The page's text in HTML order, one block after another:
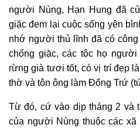
người Nùng, Hạn Hung đã
giặc đem lại cuộc sống yên
nhớ người thủ lĩnh đã có
chống giặc, các tộc họ
rừng già tươi tốt, có vị trí đẹp
thờ và tôn ông làm Đổng Trứ
Từ đó, cứ vào dịp tháng 2 và
của người Nùng thuộc các xã